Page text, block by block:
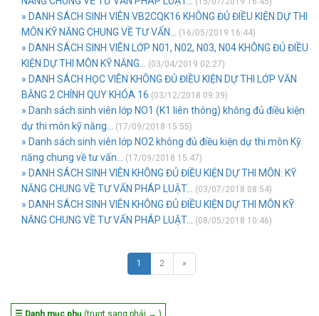
» DANH SÁCH SINH VIÊN VB2CQK16 KHÔNG ĐỦ ĐIỀU KIỆN DỰ THI
MÔN KỸ NĂNG CHUNG VỀ TƯ VẤN...
(16/05/2019 16:44)
» DANH SÁCH SINH VIÊN LỚP N01, N02, N03, N04 KHÔNG ĐỦ ĐIỀU
KIỆN DỰ THI MÔN KỸ NĂNG...
(03/04/2019 02:27)
» DANH SÁCH HỌC VIÊN KHÔNG ĐỦ ĐIỀU KIỆN DỰ THI LỚP VĂN
BẰNG 2 CHÍNH QUY KHÓA 16 (03/12/2018 09:39)
» Danh sách sinh viên lớp NO1 (K1 liên thông) không đủ điều kiện
dự thi môn kỹ năng...
(17/09/2018 15:55)
» Danh sách sinh viên lớp NO2 không đủ điều kiện dự thi môn Kỹ
năng chung về tư vấn...
(17/09/2018 15:47)
» DANH SÁCH SINH VIÊN KHÔNG ĐỦ ĐIỀU KIỆN DỰ THI MÔN: KỸ
NĂNG CHUNG VỀ TƯ VẤN PHÁP LUẬT...
(03/07/2018 08:54)
» DANH SÁCH SINH VIÊN KHÔNG ĐỦ ĐIỀU KIỆN DỰ THI MÔN KỸ
NĂNG CHUNG VỀ TƯ VẤN PHÁP LUẬT...
(08/05/2018 10:46)
1 2 »
☰ Danh mục phụ (trượt sang phải → )